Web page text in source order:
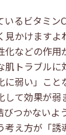
るビタミン
見かけますよ
化などの作用
肌トラブルに
に弱い」こと
て効果が弱
つかないよ
え方が「誘